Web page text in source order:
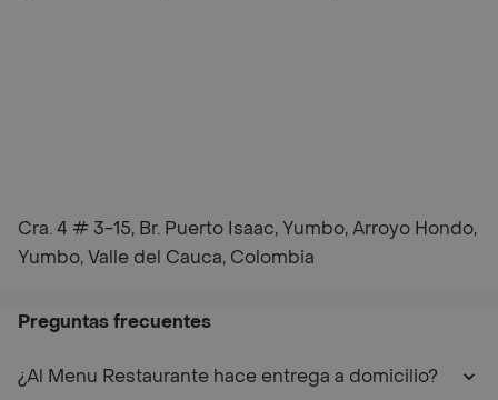
Cra. 4 # 3-15, Br. Puerto Isaac, Yumbo, Arroyo Hondo,
Yumbo, Valle del Cauca, Colombia
Preguntas frecuentes
¿Al Menu Restaurante hace entrega a domicilio?